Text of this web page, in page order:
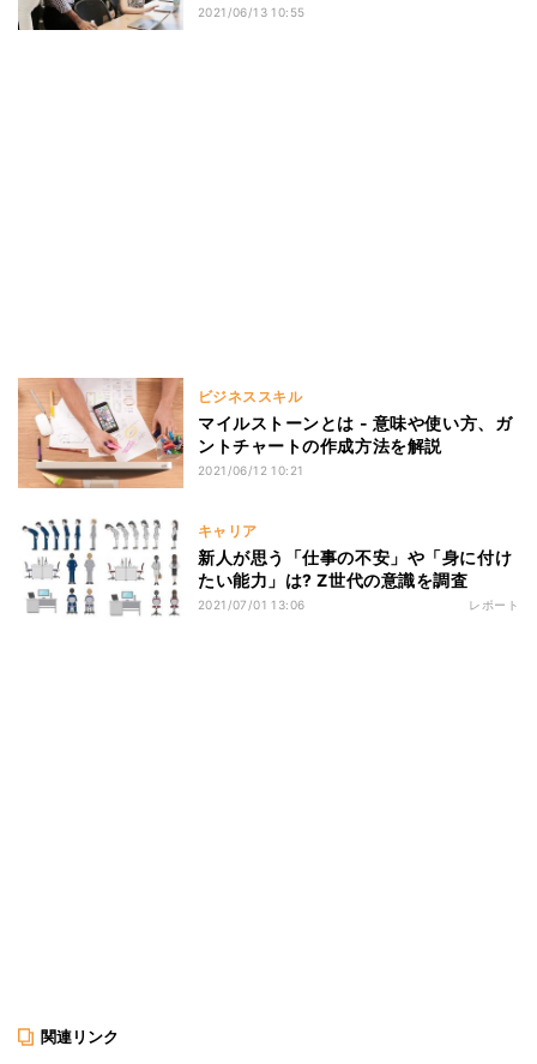
2021/06/13 10:55
ビジネススキル
マイルストーンとは - 意味や使い方、ガ
ントチャートの作成方法を解説
2021/06/12 10:21
キャリア
新人が思う「仕事の不安」や「身に付け
たい能力」は? Z世代の意識を調査
2021/07/01 13:06 レポート
関連リンク